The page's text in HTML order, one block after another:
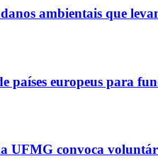
ambientais que
países europeus para
UFMG convoca